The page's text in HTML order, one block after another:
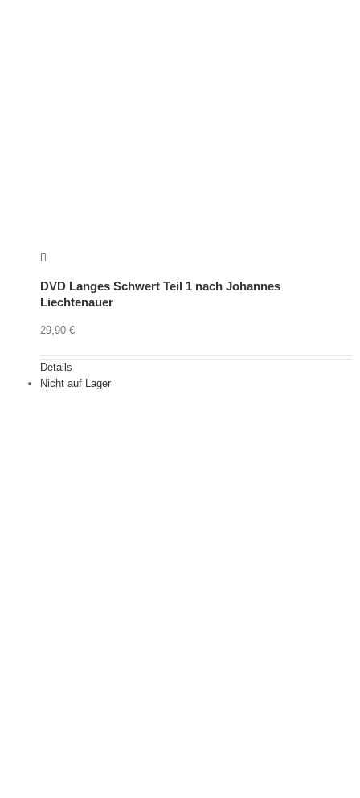
DVD Langes Schwert Teil 1 nach Johannes
Liechtenauer
29,90 €
Details
Nicht auf Lager